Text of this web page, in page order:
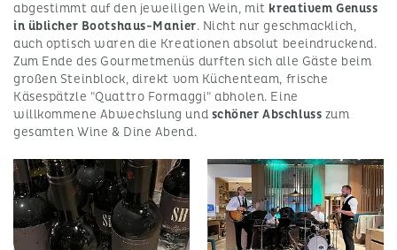
abgestimmt auf den jeweiligen Wein, mit kreativem Genuss
in üblicher Bootshaus-Manier. Nicht nur geschmacklich,
auch optisch waren die Kreationen absolut beeindruckend.
Zum Ende des Gourmetmenüs durften sich alle Gäste beim
großen Steinblock, direkt vom Küchenteam, frische
Käsespätzle "Quattro Formaggi" abholen. Eine
willkommene Abwechslung und schöner Abschluss zum
gesamten Wine & Dine Abend.